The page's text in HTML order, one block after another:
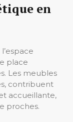
en
place
Les meubles
contribuent
accueillante,
proches.